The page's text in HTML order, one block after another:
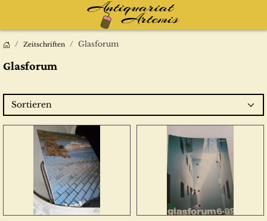
Zeitschriften Glasforum
Glasforum
Sortieren